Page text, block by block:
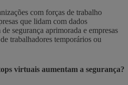
com forças de trabalho
que lidam com dados
segurança aprimorada e empresas
trabalhadores temporários ou
virtuais aumentam a segurança?